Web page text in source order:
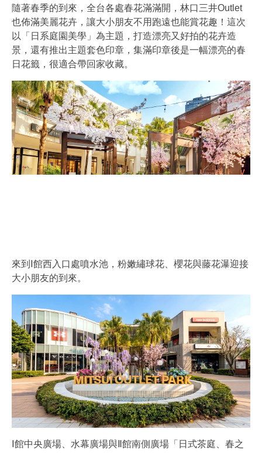
隨著春季的到來，全台各處春花滿滿開，林口三井Outlet
也佈滿美麗花卉，讓大小朋友不用跑遠也能賞花趣！這次
以「日系庭園美學」為主題，打造漂亮又好拍的花卉造
景，還有推出主題套色印章，集滿印章後是一幅漂亮的春
日花籤，很適合帶回家收藏。
來到Ⅰ館西入口處噴水池，粉嫩繡球花、櫻花與藤花瀑迎接
大小朋友的到來。
Ⅰ館中央廣場、水幕廣場與Ⅱ館南側廣場「日式茶庭、春之